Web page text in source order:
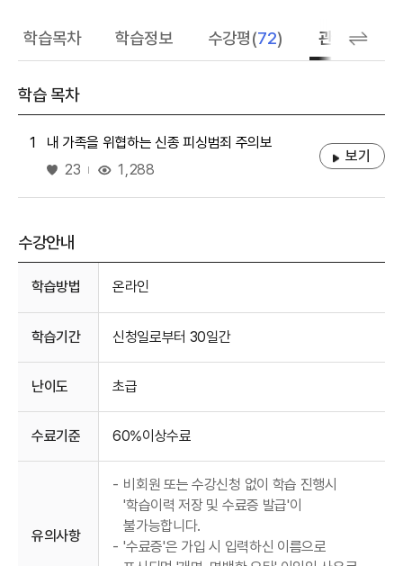
학습목차 학습정보 수강평(72) 관련 추천 학
학습 목차
1
내 가족을 위협하는 신종 피싱범죄 주의보
좋아요
23 1,288
보기
수강안내
학습방법 온라인
학습기간 신청일로부터 30일간
난이도 초급
수료기준 60%이상수료
유의사항
- 비회원 또는 수강신청 없이 학습 진행시
'학습이력 저장 및 수료증 발급'이
불가능합니다.
- '수료증'은 가입 시 입력하신 이름으로